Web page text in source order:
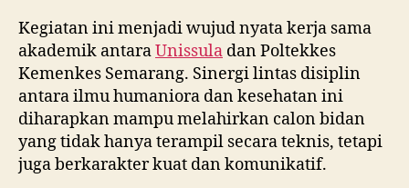
Kegiatan ini menjadi wujud nyata kerja sama
akademik antaraUnissula dan Poltekkes
Kemenkes Semarang. Sinergi lintas disiplin
antara ilmu humaniora dan kesehatan ini
diharapkan mampu melahirkan calon bidan
yang tidak hanya terampil secara teknis, tetapi
juga berkarakter kuat dan komunikatif.